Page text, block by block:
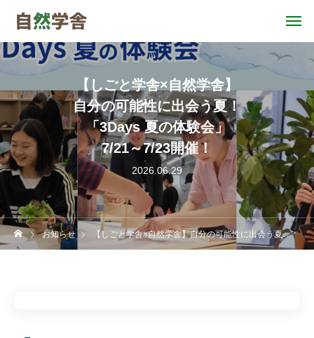
【しごと学舎×自然学舎】
自分の可能性に出会う夏！
「3Days 夏の体験会」
7/21～7/23開催！
2026.06.29
お知らせ 【しごと学舎×自然学舎】自分の可能性に出会う夏！「3Days 夏の体験会」7/21～7/23開催！